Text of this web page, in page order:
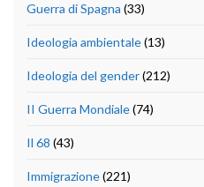
Guerra di Spagna (33)
Ideologia ambientale(13)
Ideologia del gender(212)
II Guerra Mondiale(74)
Il 68 (43)
Immigrazione(221)